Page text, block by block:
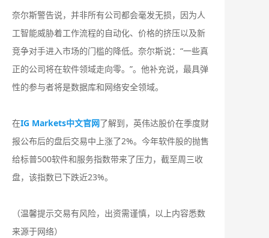
奈尔斯警告说，并非所有公司都会毫发无损，因为人
工智能威胁着工作流程的自动化、价格的挤压以及新
竞争对手进入市场的门槛的降低。奈尔斯说：“一些真
正的公司将在软件领域走向零。”。他补充说，最具弹
性的参与者将是数据库和网络安全领域。
在IG Markets中文官网了解到，英伟达股价在季度财
报公布后的盘后交易中上涨了2%。今年软件股的抛售
给标普500软件和服务指数带来了压力，截至周三收
盘，该指数已下跌近23%。
（温馨提示交易有风险，出资需谨慎，以上内容悉数
来源于网络）